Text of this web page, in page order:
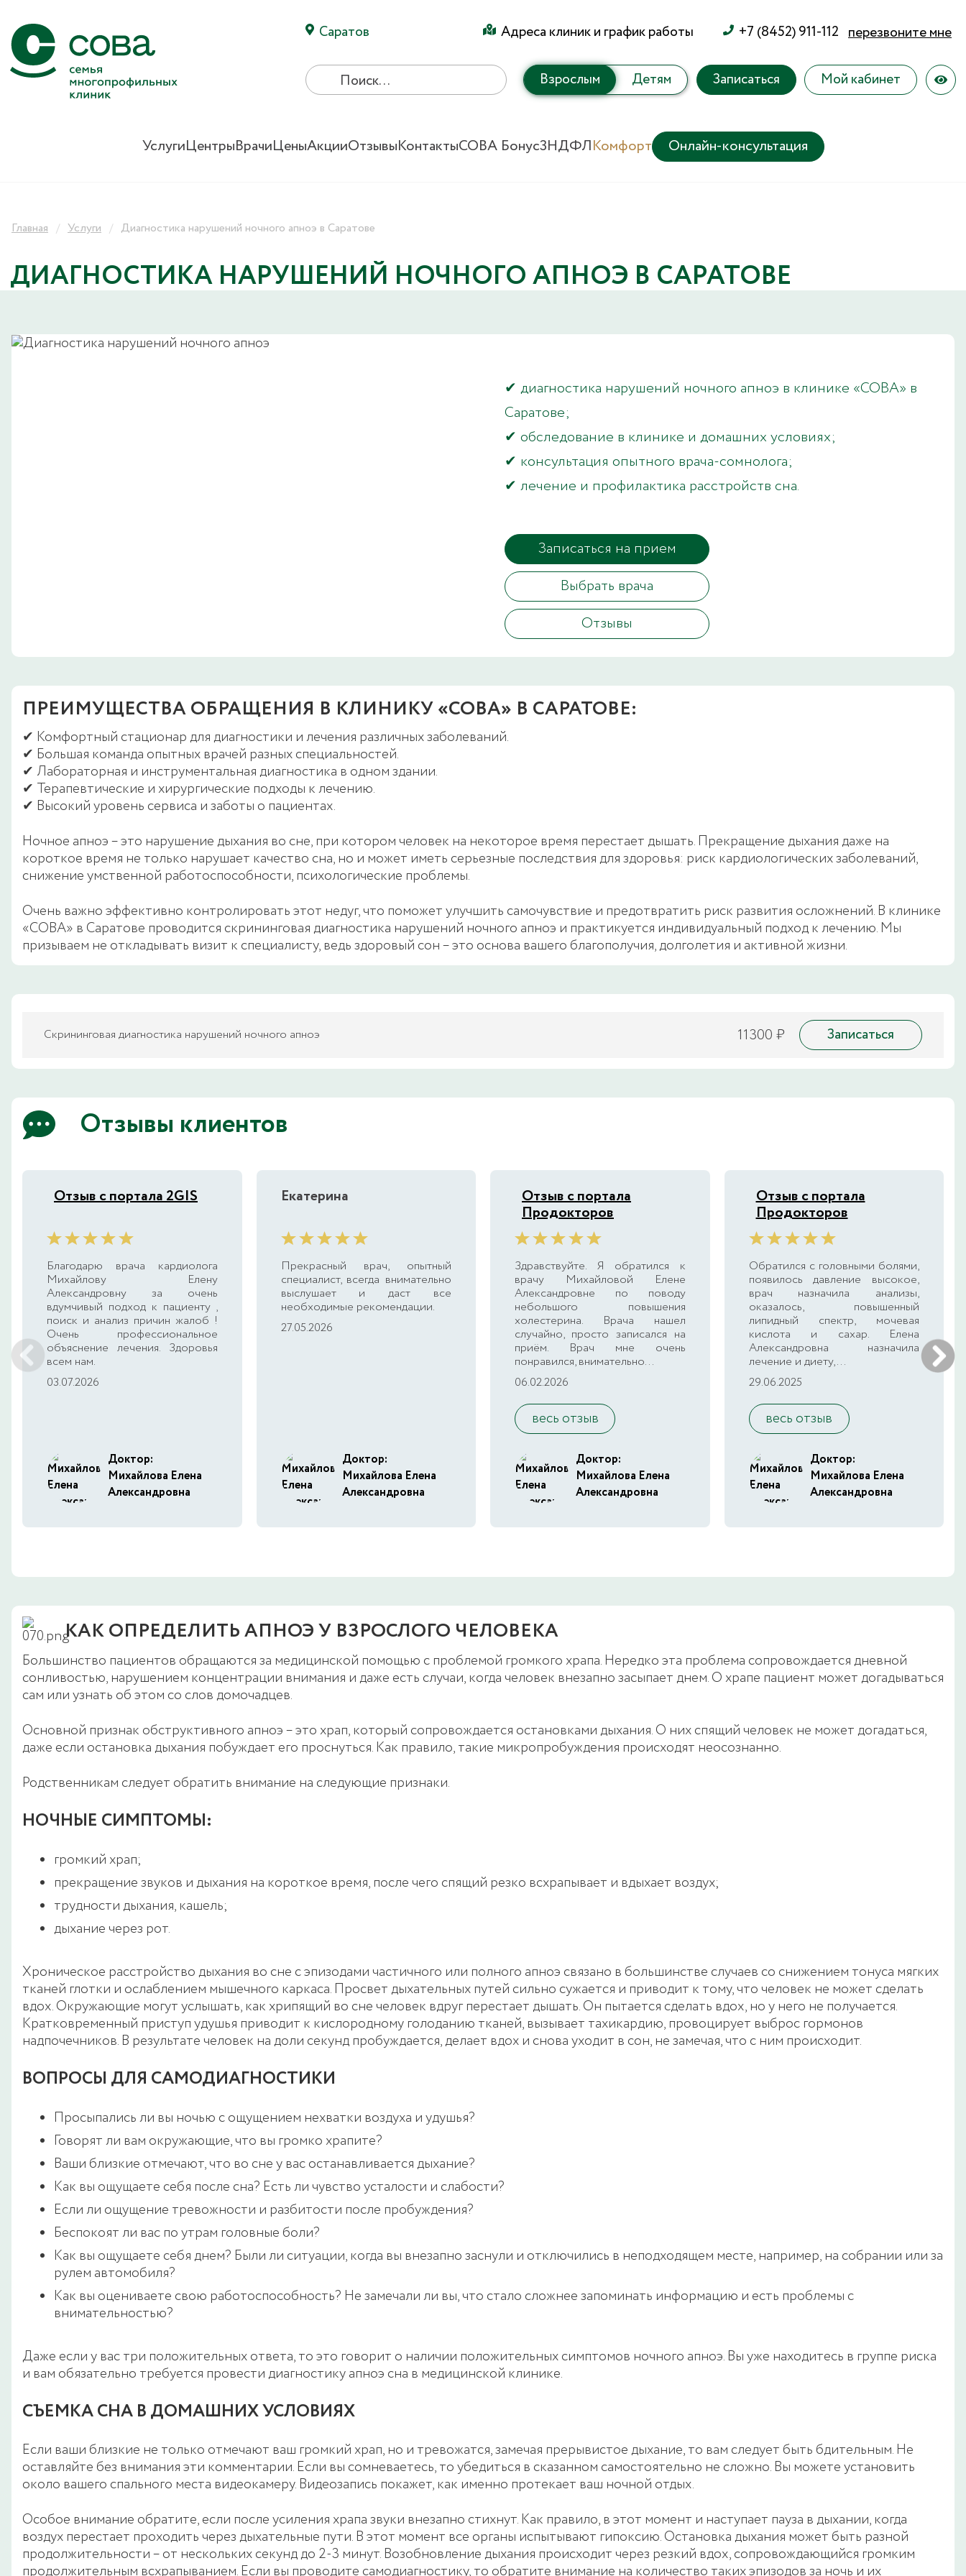
Саратов Адреса клиник и график работы +7 (8452) 911-112 перезвоните мне
Взрослым Детям Записаться Мой кабинет
УслугиЦентрыВрачиЦеныАкцииОтзывыКонтактыСОВА Бонус3НДФЛКомфорт Онлайн-консультация
Главная Услуги Диагностика нарушений ночного апноэ в Саратове
ДИАГНОСТИКА НАРУШЕНИЙ НОЧНОГО АПНОЭ В САРАТОВЕ
✔ диагностика нарушений ночного апноэ в клинике «СОВА» в
Саратове;
✔ обследование в клинике и домашних условиях;
✔ консультация опытного врача-сомнолога;
✔ лечение и профилактика расстройств сна.
Записаться на прием
Выбрать врача
Отзывы
ПРЕИМУЩЕСТВА ОБРАЩЕНИЯ В КЛИНИКУ «СОВА» В САРАТОВЕ:
✔ Комфортный стационар для диагностики и лечения различных заболеваний.
✔ Большая команда опытных врачей разных специальностей.
✔ Лабораторная и инструментальная диагностика в одном здании.
✔ Терапевтические и хирургические подходы к лечению.
✔ Высокий уровень сервиса и заботы о пациентах.
Ночное апноэ – это нарушение дыхания во сне, при котором человек на некоторое время перестает дышать. Прекращение дыхания даже на
короткое время не только нарушает качество сна, но и может иметь серьезные последствия для здоровья: риск кардиологических заболеваний,
снижение умственной работоспособности, психологические проблемы.
Очень важно эффективно контролировать этот недуг, что поможет улучшить самочувствие и предотвратить риск развития осложнений. В клинике
«СОВА» в Саратове проводится скрининговая диагностика нарушений ночного апноэ и практикуется индивидуальный подход к лечению. Мы
призываем не откладывать визит к специалисту, ведь здоровый сон – это основа вашего благополучия, долголетия и активной жизни.
Скрининговая диагностика нарушений ночного апноэ 11300 ₽ Записаться
Отзывы клиентов
Отзыв с портала 2GIS
Благодарю врача кардиолога
Михайлову Елену
Александровну за очень
вдумчивый подход к пациенту ,
поиск и анализ причин жалоб !
Очень профессиональное
объяснение лечения. Здоровья
всем нам.
03.07.2026
Доктор:
Михайлова Елена
Александровна
Екатерина
Прекрасный врач, опытный
специалист, всегда внимательно
выслушает и даст все
необходимые рекомендации.
27.05.2026
Доктор:
Михайлова Елена
Александровна
Отзыв с портала
Продокторов
Здравствуйте. Я обратился к
врачу Михайловой Елене
Александровне по поводу
небольшого повышения
холестерина. Врача нашел
случайно, просто записался на
приём. Врач мне очень
понравился, внимательно...
06.02.2026
весь отзыв
Доктор:
Михайлова Елена
Александровна
Отзыв с портала
Продокторов
Обратился с головными болями,
появилось давление высокое,
врач назначила анализы,
оказалось, повышенный
липидный спектр, мочевая
кислота и сахар. Елена
Александровна назначила
лечение и диету,...
29.06.2025
весь отзыв
Доктор:
Михайлова Елена
Александровна
КАК ОПРЕДЕЛИТЬ АПНОЭ У ВЗРОСЛОГО ЧЕЛОВЕКА
Большинство пациентов обращаются за медицинской помощью с проблемой громкого храпа. Нередко эта проблема сопровождается дневной
сонливостью, нарушением концентрации внимания и даже есть случаи, когда человек внезапно засыпает днем. О храпе пациент может догадываться
сам или узнать об этом со слов домочадцев.
Основной признак обструктивного апноэ – это храп, который сопровождается остановками дыхания. О них спящий человек не может догадаться,
даже если остановка дыхания побуждает его проснуться. Как правило, такие микропробуждения происходят неосознанно.
Родственникам следует обратить внимание на следующие признаки.
НОЧНЫЕ СИМПТОМЫ:
громкий храп;
прекращение звуков и дыхания на короткое время, после чего спящий резко всхрапывает и вдыхает воздух;
трудности дыхания, кашель;
дыхание через рот.
Хроническое расстройство дыхания во сне с эпизодами частичного или полного апноэ связано в большинстве случаев со снижением тонуса мягких
тканей глотки и ослаблением мышечного каркаса. Просвет дыхательных путей сильно сужается и приводит к тому, что человек не может сделать
вдох. Окружающие могут услышать, как хрипящий во сне человек вдруг перестает дышать. Он пытается сделать вдох, но у него не получается.
Кратковременный приступ удушья приводит к кислородному голоданию тканей, вызывает тахикардию, провоцирует выброс гормонов
надпочечников. В результате человек на доли секунд пробуждается, делает вдох и снова уходит в сон, не замечая, что с ним происходит.
ВОПРОСЫ ДЛЯ САМОДИАГНОСТИКИ
Просыпались ли вы ночью с ощущением нехватки воздуха и удушья?
Говорят ли вам окружающие, что вы громко храпите?
Ваши близкие отмечают, что во сне у вас останавливается дыхание?
Как вы ощущаете себя после сна? Есть ли чувство усталости и слабости?
Если ли ощущение тревожности и разбитости после пробуждения?
Беспокоят ли вас по утрам головные боли?
Как вы ощущаете себя днем? Были ли ситуации, когда вы внезапно заснули и отключились в неподходящем месте, например, на собрании или за
рулем автомобиля?
Как вы оцениваете свою работоспособность? Не замечали ли вы, что стало сложнее запоминать информацию и есть проблемы с
внимательностью?
Даже если у вас три положительных ответа, то это говорит о наличии положительных симптомов ночного апноэ. Вы уже находитесь в группе риска
и вам обязательно требуется провести диагностику апноэ сна в медицинской клинике.
СЪЕМКА СНА В ДОМАШНИХ УСЛОВИЯХ
Если ваши близкие не только отмечают ваш громкий храп, но и тревожатся, замечая прерывистое дыхание, то вам следует быть бдительным. Не
оставляйте без внимания эти комментарии. Если вы сомневаетесь, то убедиться в сказанном самостоятельно не сложно. Вы можете установить
около вашего спального места видеокамеру. Видеозапись покажет, как именно протекает ваш ночной отдых.
Особое внимание обратите, если после усиления храпа звуки внезапно стихнут. Как правило, в этот момент и наступает пауза в дыхании, когда
воздух перестает проходить через дыхательные пути. В этот момент все органы испытывают гипоксию. Остановка дыхания может быть разной
продолжительности – от нескольких секунд до 2-3 минут. Возобновление дыхания происходит через резкий вдох, сопровождающийся громким
продолжительным всхрапыванием. Если вы проводите самодиагностику, то обратите внимание на количество таких эпизодов за ночь и их